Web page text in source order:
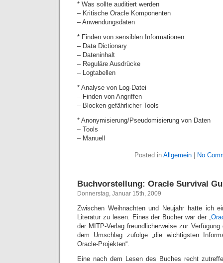
* Was sollte auditiert werden
– Kritische Oracle Komponenten
– Anwendungsdaten
* Finden von sensiblen Informationen
– Data Dictionary
– Dateninhalt
– Reguläre Ausdrücke
– Logtabellen
* Analyse von Log-Datei
– Finden von Angriffen
– Blocken gefährlicher Tools
* Anonymisierung/Pseudomisierung von Daten
– Tools
– Manuell
Posted in Allgemein No
Buchvorstellung: Oracle Survival
Donnerstag, Januar 15th, 2009
Zwischen Weihnachten und Neujahr hatte ich
Literatur zu lesen. Eines der Bücher war der „
der MITP-Verlag freundlicherweise zur
dem Umschlag zufolge „die wichtigsten
Oracle-Projekten“.
Eine nach dem Lesen des Buches recht